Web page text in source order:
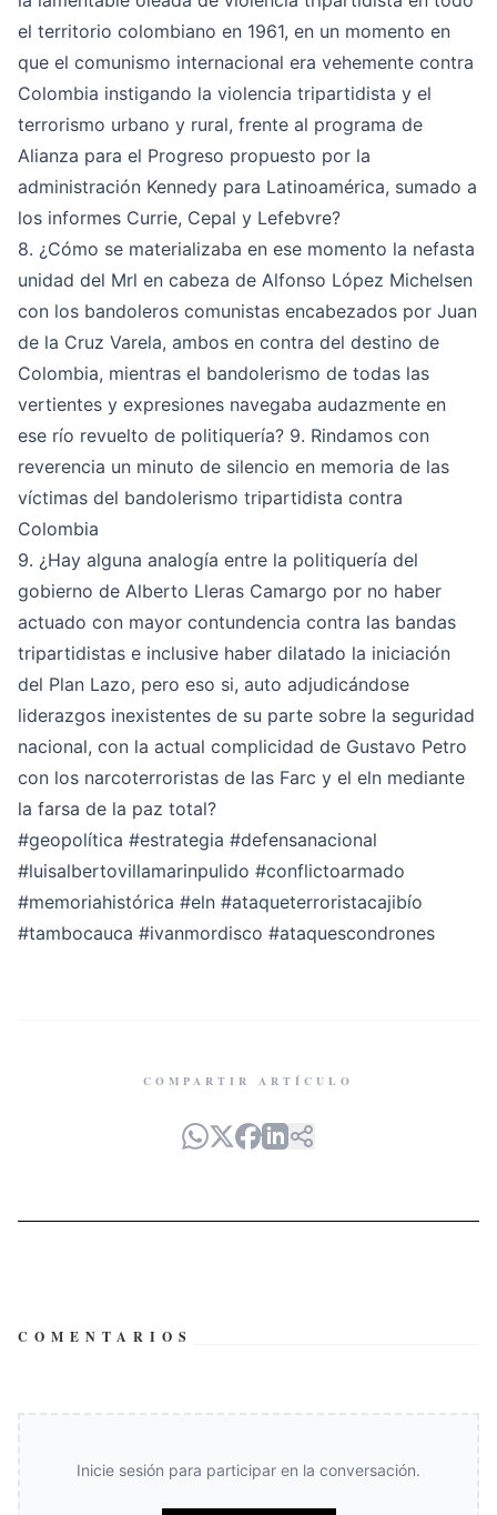
el territorio colombiano en 1961, en un momento en
que el comunismo internacional era vehemente contra
Colombia instigando la violencia tripartidista y el
terrorismo urbano y rural, frente al programa de
Alianza para el Progreso propuesto por la
administración Kennedy para Latinoamérica, sumado a
los informes Currie, Cepal y Lefebvre?
8. ¿Cómo se materializaba en ese momento la nefasta
unidad del Mrl en cabeza de Alfonso López Michelsen
con los bandoleros comunistas encabezados por Juan
de la Cruz Varela, ambos en contra del destino de
Colombia, mientras el bandolerismo de todas las
vertientes y expresiones navegaba audazmente en
ese río revuelto de politiquería? 9. Rindamos con
reverencia un minuto de silencio en memoria de las
víctimas del bandolerismo tripartidista contra
Colombia
9. ¿Hay alguna analogía entre la politiquería del
gobierno de Alberto Lleras Camargo por no haber
actuado con mayor contundencia contra las bandas
tripartidistas e inclusive haber dilatado la iniciación
del Plan Lazo, pero eso si, auto adjudicándose
liderazgos inexistentes de su parte sobre la seguridad
nacional, con la actual complicidad de Gustavo Petro
con los narcoterroristas de las Farc y el eln mediante
la farsa de la paz total?
#geopolítica #estrategia #defensanacional
#luisalbertovillamarinpulido #conflictoarmado
#memoriahistórica #eln #ataqueterroristacajibío
#tambocauca #ivanmordisco #ataquescondrones
COMPARTIR ARTÍCULO
COMENTARIOS
Inicie sesión para participar en la conversación.